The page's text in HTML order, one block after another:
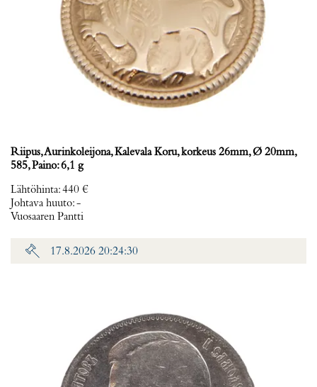
Riipus, Aurinkoleijona, Kalevala Koru, korkeus 26mm, Ø 20mm,
585, Paino: 6,1 g
Lähtöhinta:440 €
Johtava huuto:-
Vuosaaren Pantti
17.8.2026 20:24:30